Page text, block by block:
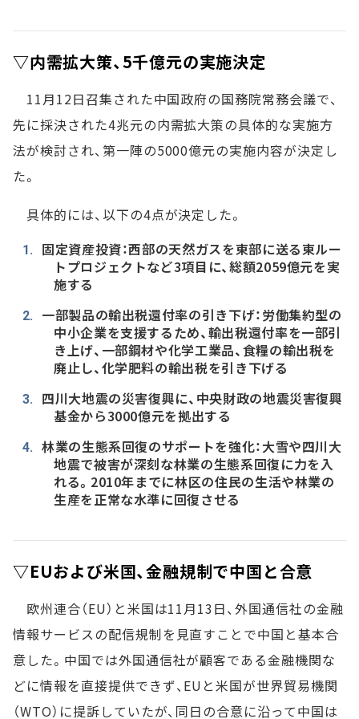
▽内需拡大策、5千億元の実施決定
11月12日召集された中国政府の国務院常務会議で、
先に採決された4兆元の内需拡大策の具体的な実施方
法が検討され、第一陣の5000億元の実施内容が決定し
た。
具体的には、以下の4点が決定した。
固定資産投資：西部の天然ガスを東部に送る東ルー
トプロジェクトなど3項目に、総額2059億元を実
施する
一部製品の輸出税還付率の引き下げ：労働集約型の
中小企業を支援するため、輸出税還付率を一部引
き上げ、一部鋼材や化学工業品、食糧の輸出税を
廃止し、化学肥料の輸出税を引き下げる
四川大地震の災害復興に、中央財政の地震災害復興
基金から3000億元を拠出する
林業の生態系回復のサポートを強化：大雪や四川大
地震で被害が深刻な林業の生態系回復に力を入
れる。2010年までに林区の住民の生活や林業の
生産を正常な水準に回復させる
▽EUおよび米国、金融規制で中国と合意
欧州連合（EU）と米国は11月13日、外国通信社の金融
情報サービスの配信規制を見直すことで中国と基本合
意した。中国では外国通信社が顧客である金融機関な
どに情報を直接提供できず、EUと米国が世界貿易機関
（WTO）に提訴していたが、同日の合意に沿って中国は